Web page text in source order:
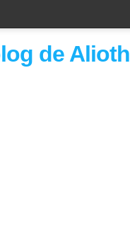
de Alioth